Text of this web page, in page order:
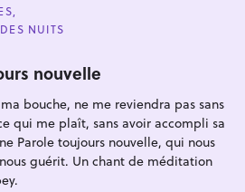
NUITS
nouvelle
bouche, ne me reviendra pas sans
qui me plaît, sans avoir accompli sa
Parole toujours nouvelle, qui nous
guérit. Un chant de méditation